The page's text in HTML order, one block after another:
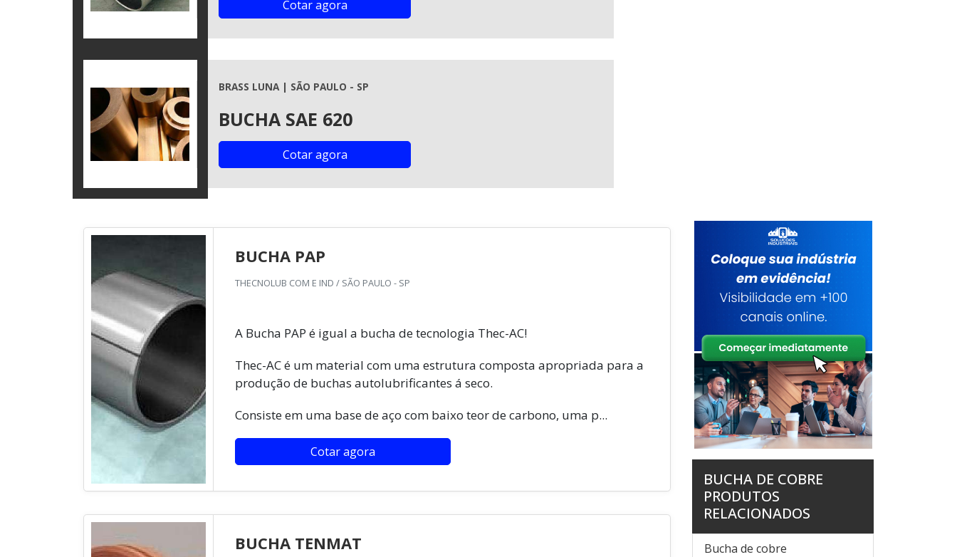
Cotar agora
BRASS LUNA | SÃO PAULO - SP
BUCHA SAE 620
Cotar agora
BUCHA PAP
THECNOLUB COM E IND / SÃO PAULO - SP
A Bucha PAP é igual a bucha de tecnologia Thec-AC!
Thec-AC é um material com uma estrutura composta apropriada para a
produção de buchas autolubrificantes á seco.
Consiste em uma base de aço com baixo teor de carbono, uma p...
Cotar agora
BUCHA TENMAT
BUCHA DE COBRE
PRODUTOS
RELACIONADOS
Bucha de cobre